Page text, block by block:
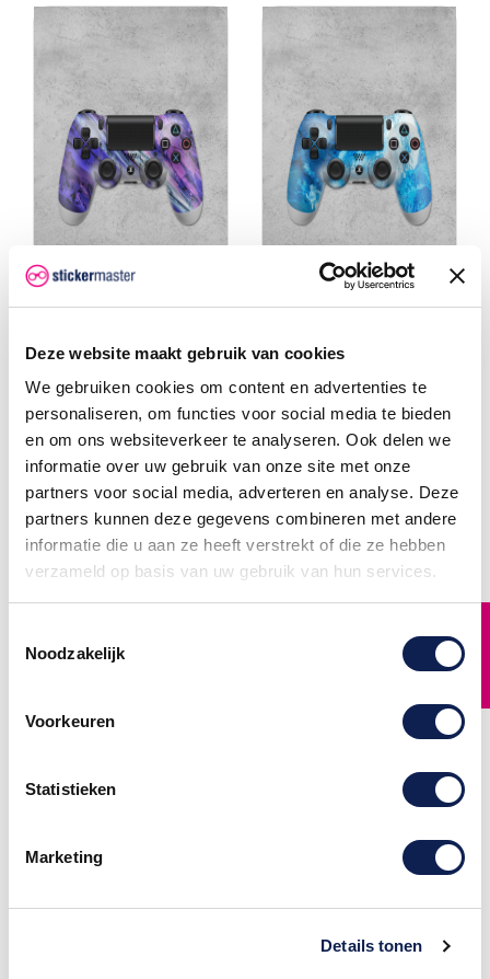
Deze website maakt gebruik van cookies
We gebruiken cookies om content en advertenties te
personaliseren, om functies voor social media te bieden
en om ons websiteverkeer te analyseren. Ook delen we
informatie over uw gebruik van onze site met onze
partners voor social media, adverteren en analyse. Deze
partners kunnen deze gegevens combineren met andere
informatie die u aan ze heeft verstrekt of die ze hebben
verzameld op basis van uw gebruik van hun services.
Noodzakelijk
Voorkeuren
Statistieken
Marketing
Details tonen
Playstation 4 Controller
Skin Fold
Het spelen van games op
de PlayStation 4 is een
ervaring zoals geen andere.
uit dan ooit Niks kan jou nog
behalve de PlayStation 4
Controller zelf. De PS4
gamepad heeft een vrij saai
uiterlijk, namelijk wit en
zwart met weinig karakter.
Om dit te verhelpen heeft
controller...
€ 12,95
Playstation 4 Controller
Skin Iceberg
Het spelen van games op
ervaring zoals geen andere.
uit dan ooit Niks kan jou nog
behalve de PlayStation 4
Controller zelf. De PS4
gamepad heeft een vrij saai
uiterlijk, namelijk wit en
zwart met weinig karakter.
Om dit te verhelpen heeft
controller...
€ 12,95